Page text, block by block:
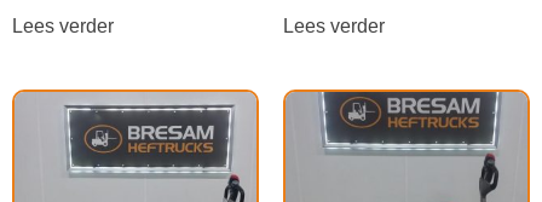
Lees verder Lees verder